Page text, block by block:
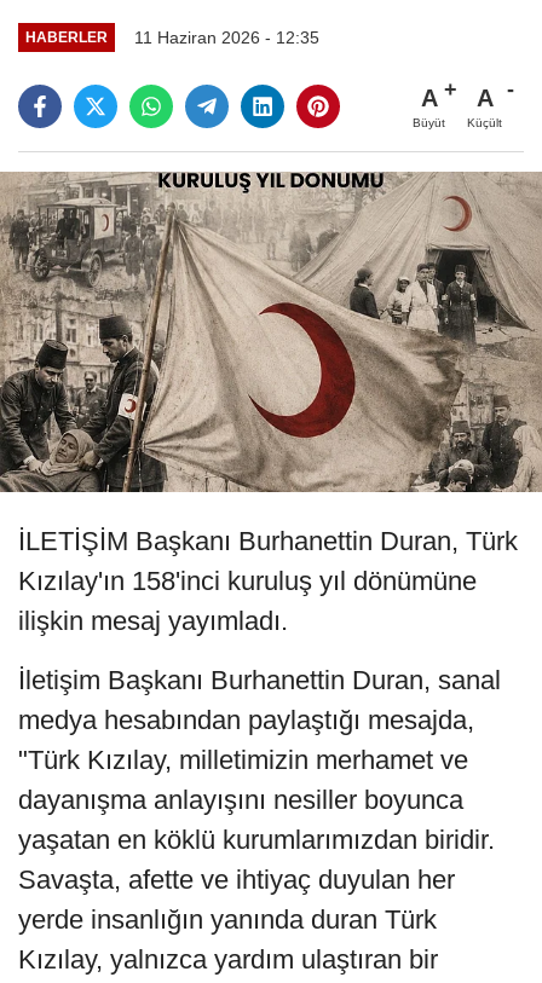
HABERLER 11 Haziran 2026 - 12:35
A
Büyüt
A
Küçült
İLETİŞİM Başkanı Burhanettin Duran, Türk
Kızılay'ın 158'inci kuruluş yıl dönümüne
ilişkin mesaj yayımladı.
İletişim Başkanı Burhanettin Duran, sanal
medya hesabından paylaştığı mesajda,
"Türk Kızılay, milletimizin merhamet ve
dayanışma anlayışını nesiller boyunca
yaşatan en köklü kurumlarımızdan biridir.
Savaşta, afette ve ihtiyaç duyulan her
yerde insanlığın yanında duran Türk
Kızılay, yalnızca yardım ulaştıran bir